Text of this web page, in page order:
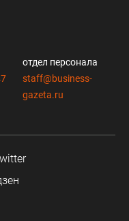
отдел персонала
staff@business-
gazeta.ru